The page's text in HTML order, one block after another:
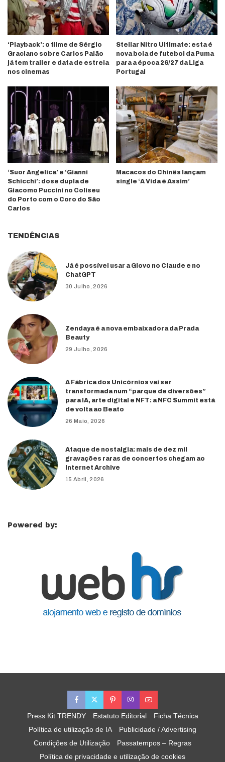
‘Playback’: o filme de Sérgio
Graciano sobre Carlos Paião
já tem trailer e data de estreia
nos cinemas
Stellar Nitro Ultimate: esta é
nova bola de futebol da Puma
para a época 26/27 da Liga
Portugal
‘Suor Angelica’ e ‘Gianni
Schicchi’: dose dupla de
Giacomo Puccini no Coliseu
do Porto com o Coro do São
Carlos
Macacos do Chinês lançam
single ‘A Vida é Assim’
TENDÊNCIAS
Já é possível usar a Glovo no Claude e no
ChatGPT
30 Julho, 2026
Zendaya é a nova embaixadora da Prada
Beauty
29 Julho, 2026
A Fábrica dos Unicórnios vai ser
transformada num “parque de diversões”
para IA, arte digital e NFT: a NFC Summit está
de volta ao Beato
26 Maio, 2026
Ataque de nostalgia: mais de dez mil
gravações raras de concertos chegam ao
Internet Archive
15 Abril, 2026
Powered by:
Press Kit TRENDY Estatuto Editorial
Ficha Técnica
Política de utilização de IA
Publicidade / Advertising
Condições de Utilização
Passatempos – Regras
Política de privacidade e utilização de cookies